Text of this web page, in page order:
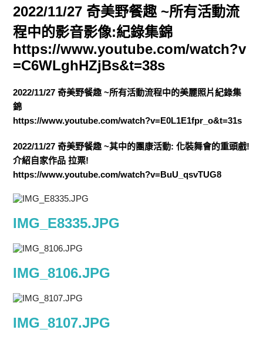
2022/11/27 奇美野餐趣 ~所有活動流
程中的影音影像:紀錄集錦
https://www.youtube.com/watch?v
=C6WLghHZjBs&t=38s
2022/11/27 奇美野餐趣 ~所有活動流程中的美麗照片紀錄集
錦
https://www.youtube.com/watch?v=E0L1E1fpr_o&t=31s
2022/11/27 奇美野餐趣 ~其中的團康活動: 化裝舞會的重頭戲!
介紹自家作品 拉票!
https://www.youtube.com/watch?v=BuU_qsvTUG8
IMG_E8335.JPG
IMG_8106.JPG
IMG_8107.JPG